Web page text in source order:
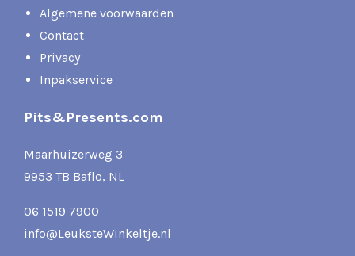
Algemene voorwaarden
Contact
Privacy
Inpakservice
Pits&Presents.com
Maarhuizerweg 3
9953 TB Baflo, NL
06 1519 7900
info@LeuksteWinkeltje.nl